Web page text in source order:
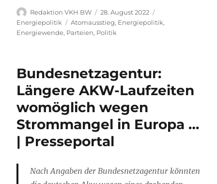
Autor
Redaktion VKH BW
Veröffentlicht
am
28. August 2022
Energiepolitik
Schlagwörter
Atomausstieg, Energiepolitik,
Energiewende, Parteien, Politik
Bundesnetzagentur:
Längere AKW-Laufzeiten
womöglich wegen
Strommangel in Europa …
| Presseportal
Nach Angaben der Bundesnetzagentur könnten